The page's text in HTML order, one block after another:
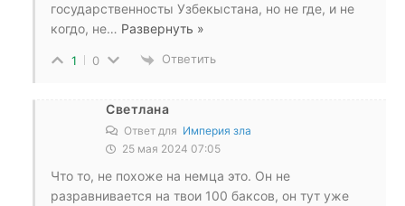
государственносты Узбекыстана, но не где, и не
когдо, не… Развернуть »
1 0 Ответить
Светлана
Ответ для Империя зла
25 мая 2024 07:05
Что то, не похоже на немца это. Он не
разравнивается на твои 100 баксов, он тут уже